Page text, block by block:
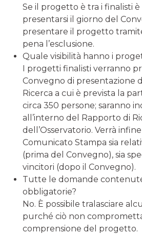
Se il progetto è tra i finalisti è
presentarsi il giorno del
presentare il progetto
pena l’esclusione.
Quale visibilità hanno i
I progetti finalisti verranno
Convegno di presentazione
Ricerca a cui è prevista la
circa 350 persone; saranno
all’interno del Rapporto di
dell’Osservatorio. Verrà
Comunicato Stampa sia
(prima del Convegno), sia
vincitori (dopo il Convegno).
Tutte le domande
obbligatorie?
No. È possibile tralasciare
purché ciò non
comprensione del progetto.